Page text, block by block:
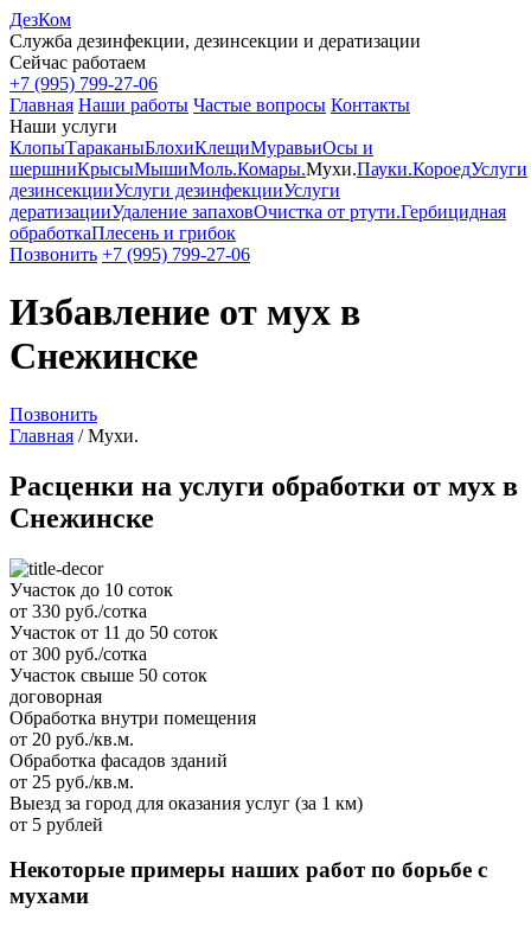
ДезКом
Служба дезинфекции, дезинсекции и дератизации
Сейчас работаем
+7 (995) 799-27-06
Главная Наши работы Частые вопросы Контакты
Наши услуги
КлопыТараканыБлохиКлещиМуравьиОсы и
шершниКрысыМышиМоль.Комары.Мухи.Пауки.КороедУслуги
дезинсекцииУслуги дезинфекцииУслуги
дератизацииУдаление запаховОчистка от ртути.Гербицидная
обработкаПлесень и грибок
Позвонить +7 (995) 799-27-06
Избавление от мух в
Снежинске
Позвонить
Главная /Мухи.
Расценки на услуги обработки от мух в
Снежинске
Участок до 10 соток
от 330 руб./сотка
Участок от 11 до 50 соток
от 300 руб./сотка
Участок свыше 50 соток
договорная
Обработка внутри помещения
от 20 руб./кв.м.
Обработка фасадов зданий
от 25 руб./кв.м.
Выезд за город для оказания услуг (за 1 км)
от 5 рублей
Некоторые примеры наших работ по борьбе с
мухами